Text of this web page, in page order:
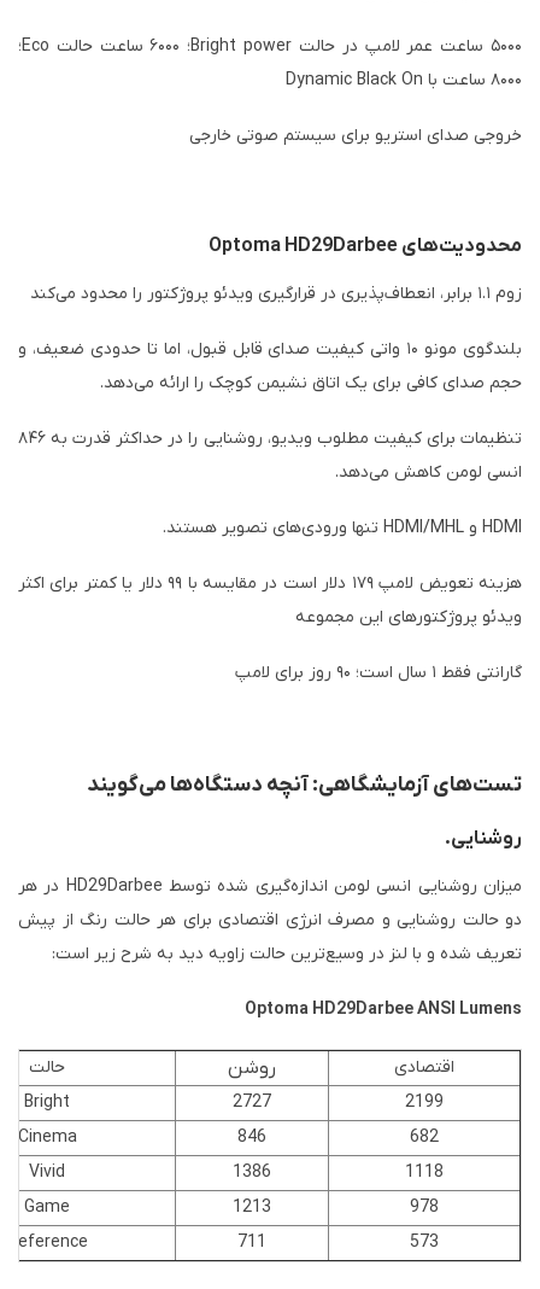
۵۰۰۰ ساعت عمر لامپ در حالت Bright power؛ ۶۰۰۰ ساعت حالت Eco؛
۸۰۰۰ ساعت با Dynamic Black On
خروجی صدای استریو برای سیستم صوتی خارجی
محدودیت‌های Optoma HD29Darbee
زوم ۱.۱ برابر، انعطاف‌پذیری در قرارگیری ویدئو پروژکتور را محدود می‌کند
بلندگوی مونو ۱۰ واتی کیفیت صدای قابل قبول، اما تا حدودی ضعیف، و
حجم صدای کافی برای یک اتاق نشیمن کوچک را ارائه می‌دهد.
تنظیمات برای کیفیت مطلوب ویدیو، روشنایی را در حداکثر قدرت به ۸۴۶
انسی لومن کاهش می‌دهد.
HDMI و HDMI/MHL تنها ورودی‌های تصویر هستند.
هزینه تعویض لامپ ۱۷۹ دلار است در مقایسه با ۹۹ دلار یا کمتر برای اکثر
ویدئو پروژکتورهای این مجموعه
گارانتی فقط ۱ سال است؛ ۹۰ روز برای لامپ
تست‌های آزمایشگاهی: آنچه دستگاه‌ها می‌گویند
روشنایی.
میزان روشنایی انسی لومن اندازه‌گیری شده توسط HD29Darbee در هر
دو حالت روشنایی و مصرف انرژی اقتصادی برای هر حالت رنگ از پیش
تعریف شده و با لنز در وسیع‌ترین حالت زاویه دید به شرح زیر است:
Optoma HD29Darbee ANSI Lumens
اقتصادی روشن
حالت
2199
2727
Bright
682
846
Cinema
1118
1386
Vivid
978
1213
Game
573
711
Reference